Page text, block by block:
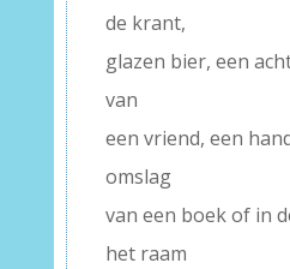
de krant,
glazen bier, een
van
een vriend, een
omslag
van een boek of in
het raam